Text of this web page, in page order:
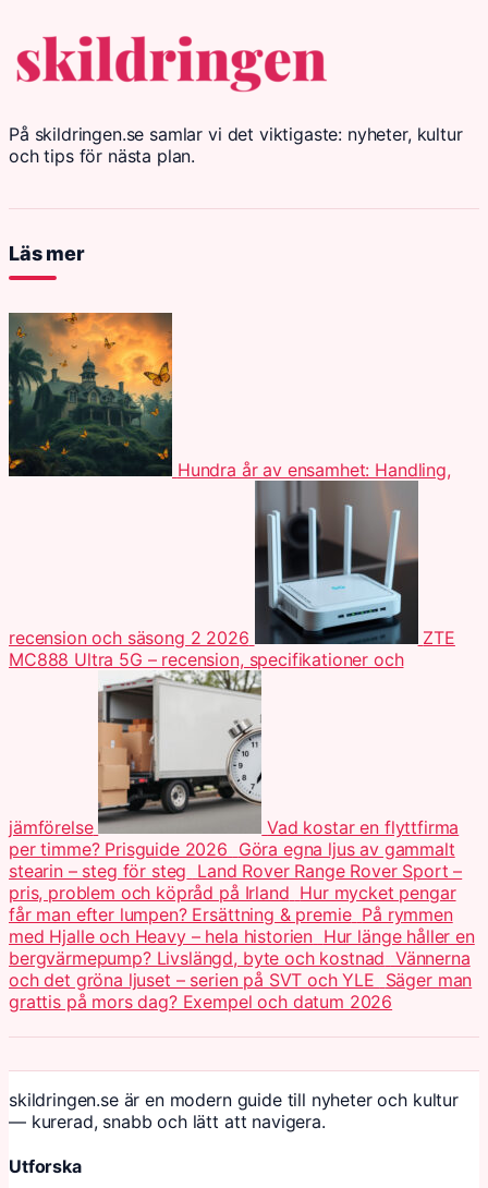
På skildringen.se samlar vi det viktigaste: nyheter, kultur
och tips för nästa plan.
Läs mer
Hundra år av ensamhet: Handling,
recension och säsong 2 2026
ZTE
MC888 Ultra 5G – recension, specifikationer och
jämförelse
Vad kostar en flyttfirma
per timme? Prisguide 2026 Göra egna ljus av gammalt
stearin – steg för steg Land Rover Range Rover Sport –
pris, problem och köpråd på Irland Hur mycket pengar
får man efter lumpen? Ersättning & premie På rymmen
med Hjalle och Heavy – hela historien Hur länge håller en
bergvärmepump? Livslängd, byte och kostnad Vännerna
och det gröna ljuset – serien på SVT och YLE Säger man
grattis på mors dag? Exempel och datum 2026
skildringen.se är en modern guide till nyheter och kultur
— kurerad, snabb och lätt att navigera.
Utforska